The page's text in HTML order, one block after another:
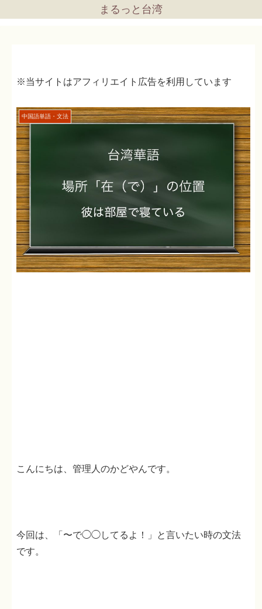
まるっと台湾
※当サイトはアフィリエイト広告を利用しています
中国語単語・文法
こんにちは、管理人のかどやんです。
今回は、「〜で◯◯してるよ！」と言いたい時の文法
です。